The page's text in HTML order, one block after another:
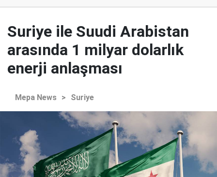
Suriye ile Suudi Arabistan
arasında 1 milyar dolarlık
enerji anlaşması
Mepa News > Suriye